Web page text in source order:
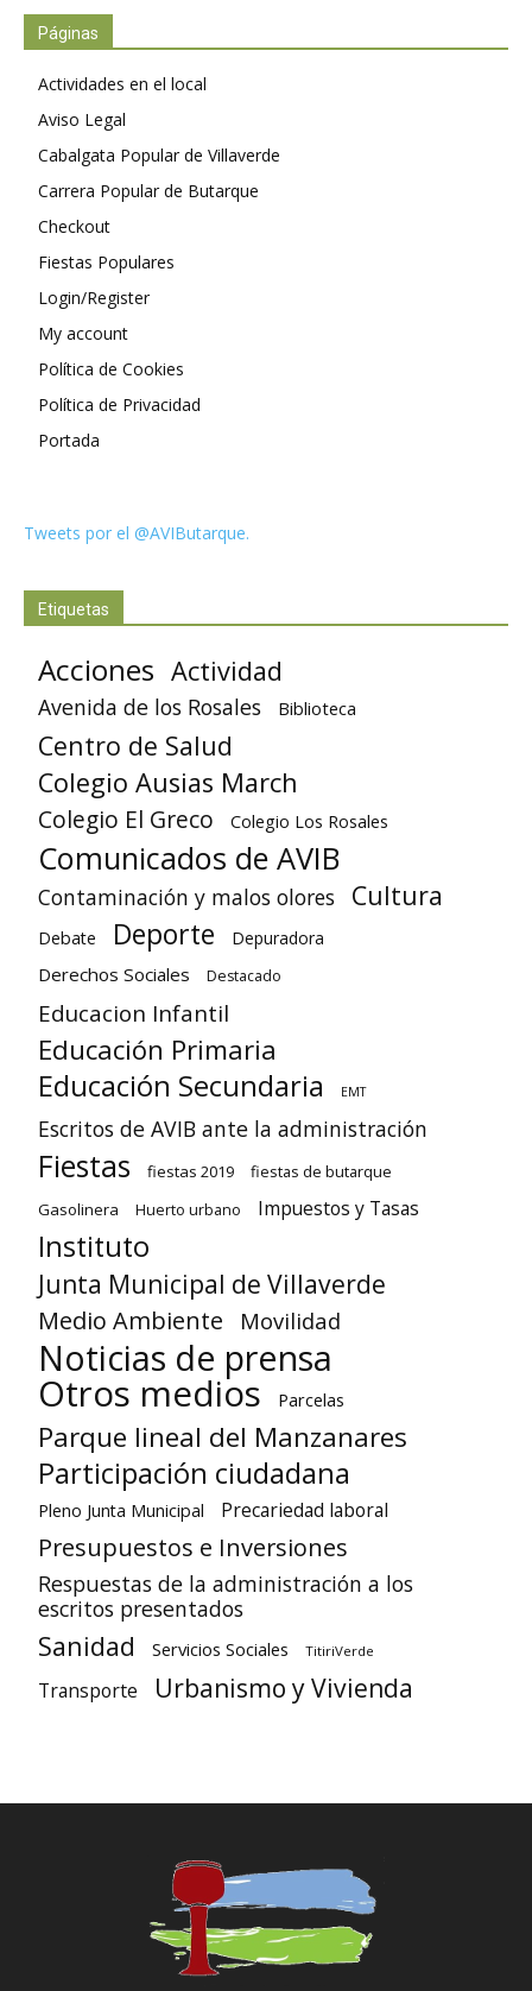
Páginas
Actividades en el local
Aviso Legal
Cabalgata Popular de Villaverde
Carrera Popular de Butarque
Checkout
Fiestas Populares
Login/Register
My account
Política de Cookies
Política de Privacidad
Portada
Tweets por el @AVIButarque.
Etiquetas
Acciones Actividad
Avenida de los Rosales Biblioteca
Centro de Salud
Colegio Ausias March
Colegio El Greco Colegio Los Rosales
Comunicados de AVIB
Contaminación y malos olores Cultura
Debate Deporte Depuradora
Derechos Sociales Destacado
Educacion Infantil
Educación Primaria
Educación Secundaria EMT
Escritos de AVIB ante la administración
Fiestas fiestas 2019
fiestas de butarque
Gasolinera
Huerto urbano Impuestos y Tasas
Instituto
Junta Municipal de Villaverde
Medio Ambiente Movilidad
Noticias de prensa
Otros medios Parcelas
Parque lineal del Manzanares
Participación ciudadana
Pleno Junta Municipal Precariedad laboral
Presupuestos e Inversiones
Respuestas de la administración a los
escritos presentados
Sanidad Servicios Sociales TitiriVerde
Transporte Urbanismo y Vivienda